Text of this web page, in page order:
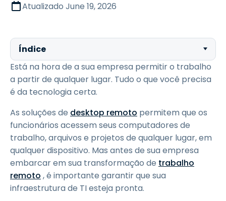
Atualizado June 19, 2026
Índice
Está na hora de a sua empresa permitir o trabalho
a partir de qualquer lugar. Tudo o que você precisa
é da tecnologia certa.
As soluções de desktop remoto permitem que os
funcionários acessem seus computadores de
trabalho, arquivos e projetos de qualquer lugar, em
qualquer dispositivo. Mas antes de sua empresa
embarcar em sua transformação de trabalho
remoto , é importante garantir que sua
infraestrutura de TI esteja pronta.